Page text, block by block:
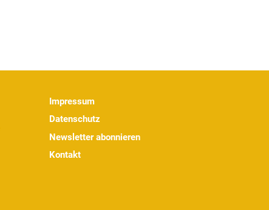
Impressum
Datenschutz
Newsletter abonnieren
Kontakt